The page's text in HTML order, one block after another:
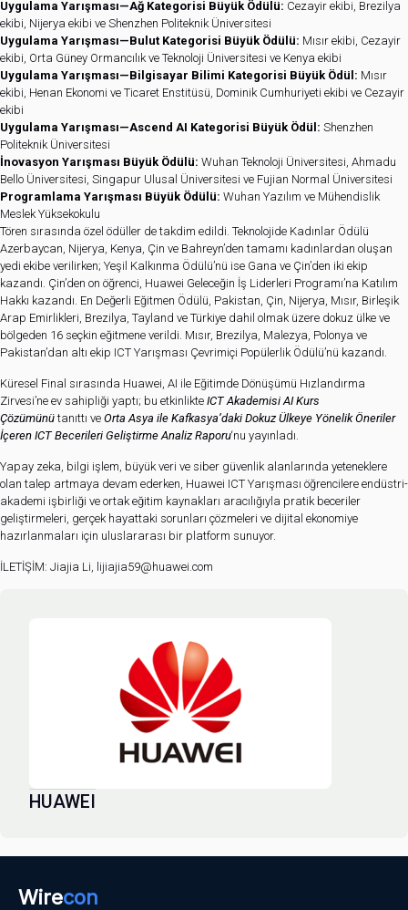
Uygulama Yarışması—Ağ Kategorisi Büyük Ödülü: Cezayir ekibi, Brezilya
ekibi, Nijerya ekibi ve Shenzhen Politeknik Üniversitesi
Uygulama Yarışması—Bulut Kategorisi Büyük Ödülü: Mısır ekibi, Cezayir
ekibi, Orta Güney Ormancılık ve Teknoloji Üniversitesi ve Kenya ekibi
Uygulama Yarışması—Bilgisayar Bilimi Kategorisi Büyük Ödül: Mısır
ekibi, Henan Ekonomi ve Ticaret Enstitüsü, Dominik Cumhuriyeti ekibi ve Cezayir
ekibi
Uygulama Yarışması—Ascend AI Kategorisi Büyük Ödül: Shenzhen
Politeknik Üniversitesi
İnovasyon Yarışması Büyük Ödülü: Wuhan Teknoloji Üniversitesi, Ahmadu
Bello Üniversitesi, Singapur Ulusal Üniversitesi ve Fujian Normal Üniversitesi
Programlama Yarışması Büyük Ödülü: Wuhan Yazılım ve Mühendislik
Meslek Yüksekokulu
Tören sırasında özel ödüller de takdim edildi. Teknolojide Kadınlar Ödülü
Azerbaycan, Nijerya, Kenya, Çin ve Bahreyn’den tamamı kadınlardan oluşan
yedi ekibe verilirken; Yeşil Kalkınma Ödülü’nü ise Gana ve Çin’den iki ekip
kazandı. Çin’den on öğrenci, Huawei Geleceğin İş Liderleri Programı’na Katılım
Hakkı kazandı. En Değerli Eğitmen Ödülü, Pakistan, Çin, Nijerya, Mısır, Birleşik
Arap Emirlikleri, Brezilya, Tayland ve Türkiye dahil olmak üzere dokuz ülke ve
bölgeden 16 seçkin eğitmene verildi. Mısır, Brezilya, Malezya, Polonya ve
Pakistan’dan altı ekip ICT Yarışması Çevrimiçi Popülerlik Ödülü’nü kazandı.
Küresel Final sırasında Huawei, AI ile Eğitimde Dönüşümü Hızlandırma
Zirvesi’ne ev sahipliği yaptı; bu etkinlikte ICT Akademisi AI Kurs
Çözümünütanıttı ve Orta Asya ile Kafkasya’daki Dokuz Ülkeye Yönelik Öneriler
İçeren ICT Becerileri Geliştirme Analiz Raporu‘nu yayınladı.
Yapay zeka, bilgi işlem, büyük veri ve siber güvenlik alanlarında yeteneklere
olan talep artmaya devam ederken, Huawei ICT Yarışması öğrencilere endüstri-
akademi işbirliği ve ortak eğitim kaynakları aracılığıyla pratik beceriler
geliştirmeleri, gerçek hayattaki sorunları çözmeleri ve dijital ekonomiye
hazırlanmaları için uluslararası bir platform sunuyor.
İLETİŞİM: Jiajia Li, lijiajia59@huawei.com
HUAWEI
Wirecon